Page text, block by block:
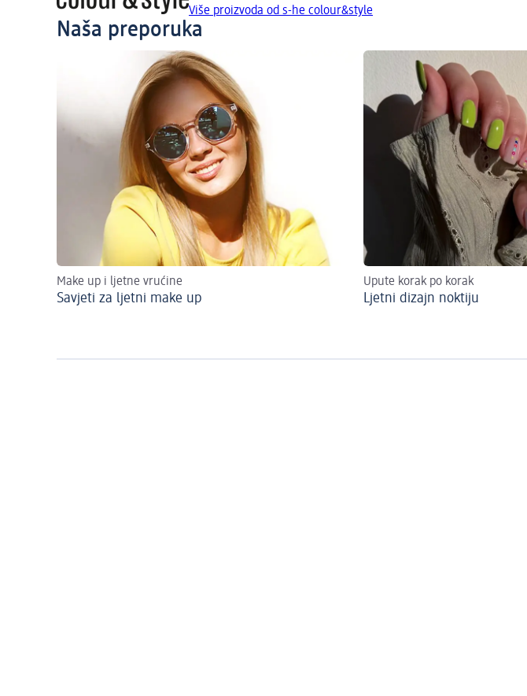
Više proizvoda od s-he colour&style
Naša preporuka
Make up i ljetne vrućine
Savjeti za ljetni make up
Upute korak po korak
Ljetni dizajn noktiju